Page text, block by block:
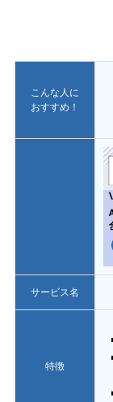
こんな人に
おすすめ！
サービス名
特徴